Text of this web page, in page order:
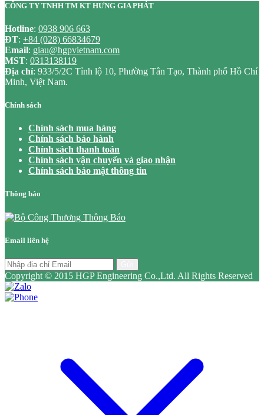
CÔNG TY TNHH TM KT HƯNG GIA PHÁT
Hotline: 0938 906 663
ĐT: +84 (028) 66834679
Email: giau@hgpvietnam.com
MST: 0313138119
Địa chỉ: 933/5/2C Tỉnh lộ 10, Phường Tân Tạo, Thành phố Hồ Chí
Minh, Việt Nam.
Chính sách
Chính sách mua hàng
Chính sách bảo hành
Chính sách thanh toán
Chính sách vận chuyển và giao nhận
Chính sách bảo mật thông tin
Thông báo
Email liên hệ
Copyright © 2015 HGP Engineering Co.,Ltd. All Rights Reserved